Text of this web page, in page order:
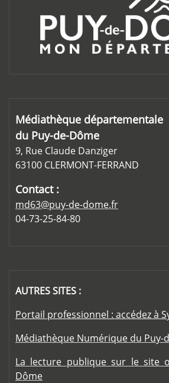
Médiathèque départementale
du Puy-de-Dôme
9, Rue Claude Danziger
63100 CLERMONT-FERRAND
Contact :
md63@puy-de-dome.fr
04-73-25-84-80
AUTRES SITES :
Portail professionnel : accédez à
Médiathèque Numérique du Puy-
La lecture publique sur le site
Dôme